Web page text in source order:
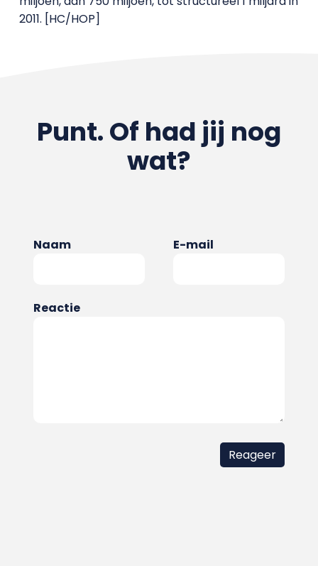
2011. [HC/HOP]
Punt. Of had jij nog
wat?
Naam E-mail
Reactie